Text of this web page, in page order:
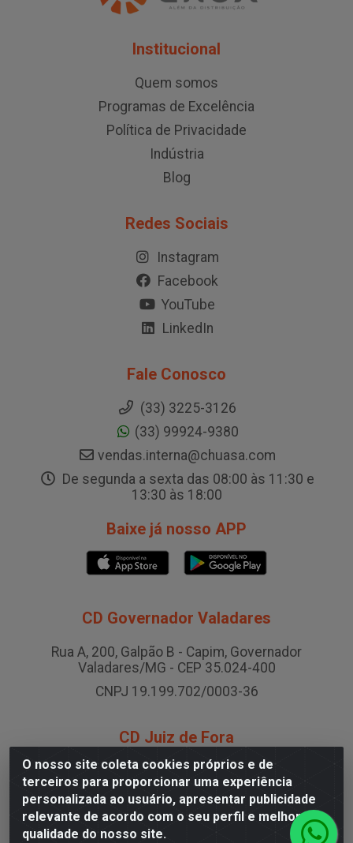
O nosso site coleta cookies próprios e de
terceiros para proporcionar uma experiência
personalizada ao usuário, apresentar publicidade
relevante de acordo com o seu perfil e melhorar a
qualidade do nosso site.
Institucional
Quem somos
Programas de Excelência
Política de Privacidade
Indústria
Blog
Redes Sociais
Instagram
Facebook
YouTube
LinkedIn
Fale Conosco
(33) 3225-3126
(33) 99924-9380
vendas.interna@chuasa.com
De segunda a sexta das 08:00 às 11:30 e
13:30 às 18:00
Baixe já nosso APP
CD Governador Valadares
Rua A, 200, Galpão B - Capim, Governador
Valadares/MG - CEP 35.024-400
CNPJ 19.199.702/0003-36
CD Juiz de Fora
Rodovia BR-040 , Nº 0, Área B2 Condominio Brasil
LOG - São Pedro, Juiz de Fora/MG
CNPJ 19.199.702/0005-06